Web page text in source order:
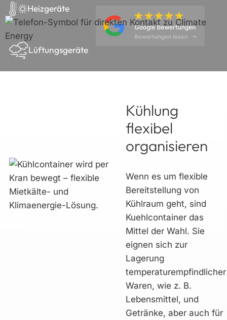
Heizgeräte
Lüftungsgeräte
Kühlung
flexibel
organisieren
Wenn es um flexible
Bereitstellung von
Kühlraum geht, sind
Kuehlcontainer das
Mittel der Wahl. Sie
eignen sich zur
Lagerung
temperaturempfindlicher
Waren, wie z. B.
Lebensmittel, und
Getränke, aber auch für